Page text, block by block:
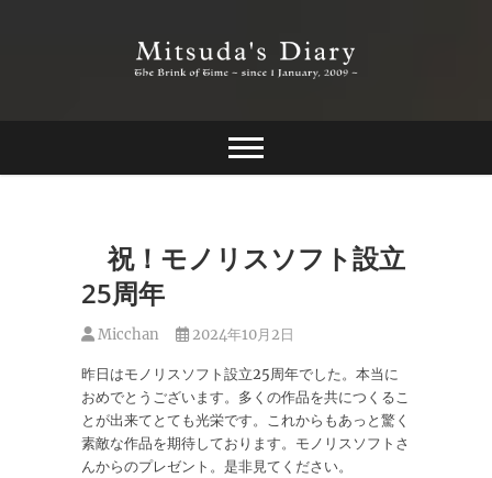
Mitsuda's Diary
祝！モノリスソフト設立
25周年
Micchan 2024年10月2日
昨日はモノリスソフト設立25周年でした。本当に
おめでとうございます。多くの作品を共につくるこ
とが出来てとても光栄です。これからもあっと驚く
素敵な作品を期待しております。モノリスソフトさ
んからのプレゼント。是非見てください。